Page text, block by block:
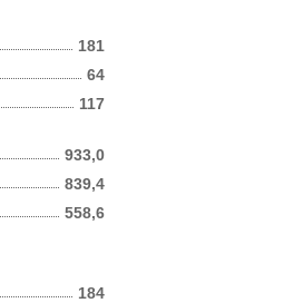
181
117
64
933,0
839,4
558,6
184